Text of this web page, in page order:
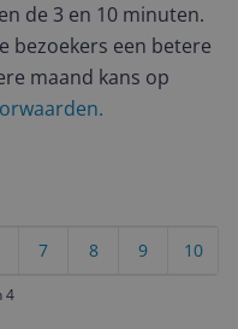
de 3 en 10 minuten.
bezoekers een betere
maand kans op
10
9
8
7
4